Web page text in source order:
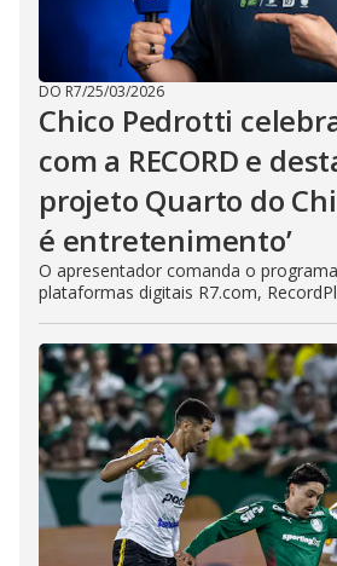
DO R7/25/03/2026
Chico Pedrotti
com a RECORD e
projeto Quarto do
é entretenimento’
O apresentador comanda o
plataformas digitais R7.com,